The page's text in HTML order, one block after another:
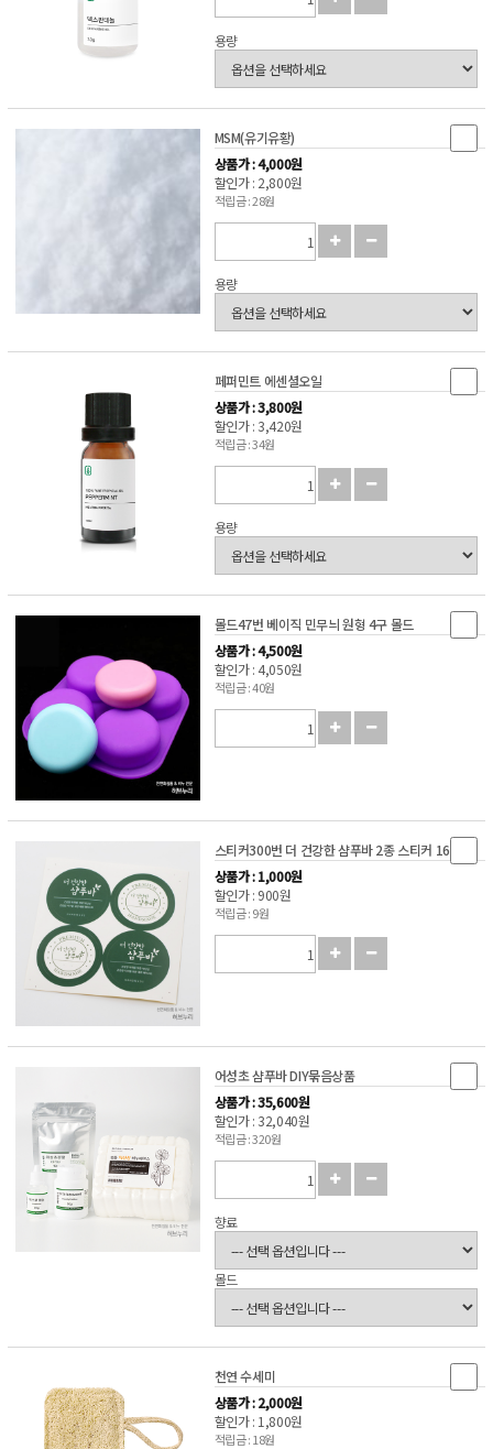
용량
MSM(유기유황)
상품가 : 4,000원
할인가 : 2,800원
적립금 : 28원
용량
페퍼민트 에센셜오일
상품가 : 3,800원
할인가 : 3,420원
적립금 : 34원
용량
몰드47번 베이직 민무늬 원형 4구 몰드
상품가 : 4,500원
할인가 : 4,050원
적립금 : 40원
스티커300번 더 건강한 샴푸바 2종 스티커 16개
상품가 : 1,000원
할인가 : 900원
적립금 : 9원
어성초 샴푸바 DIY묶음상품
상품가 : 35,600원
할인가 : 32,040원
적립금 : 320원
향료
몰드
천연 수세미
상품가 : 2,000원
할인가 : 1,800원
적립금 : 18원